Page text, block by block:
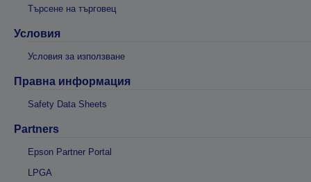
Търсене на търговец
Условия
Условия за използване
Правна информация
Safety Data Sheets
Partners
Epson Partner Portal
LPGA